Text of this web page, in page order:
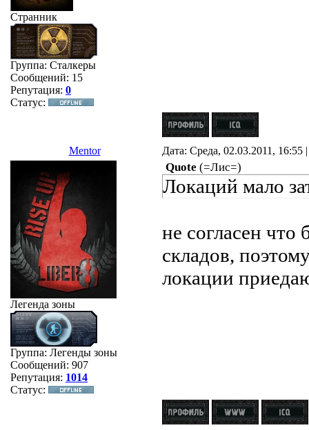
Странник
Группа: Сталкеры
Сообщений: 15
Репутация: 0
Статус:
Mentor Дата: Среда, 02.03.2011,
Легенда зоны
Группа: Легенды зоны
Сообщений: 907
Репутация: 1014
Статус:
Quote (=Лис=)
Локаций мало
не согласен
складов,
локации